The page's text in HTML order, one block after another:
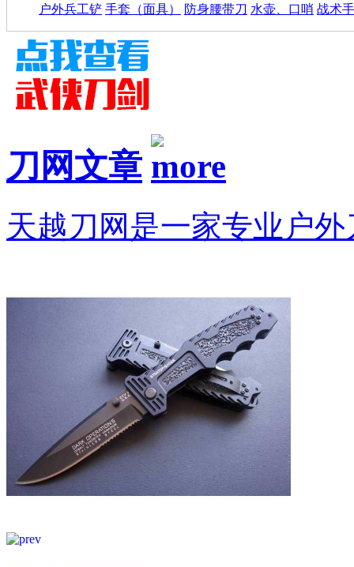
户外兵工铲 手套（面具） 防身腰带刀 水壶、口哨 战术
刀网文章
天越刀网是一家专业户